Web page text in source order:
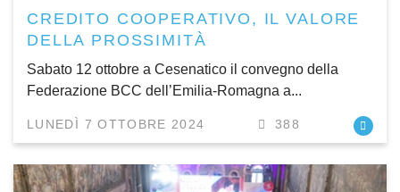
CREDITO COOPERATIVO, IL VALORE
DELLA PROSSIMITÀ
Sabato 12 ottobre a Cesenatico il convegno della
Federazione BCC dell’Emilia-Romagna a...
LUNEDÌ 7 OTTOBRE 2024 388